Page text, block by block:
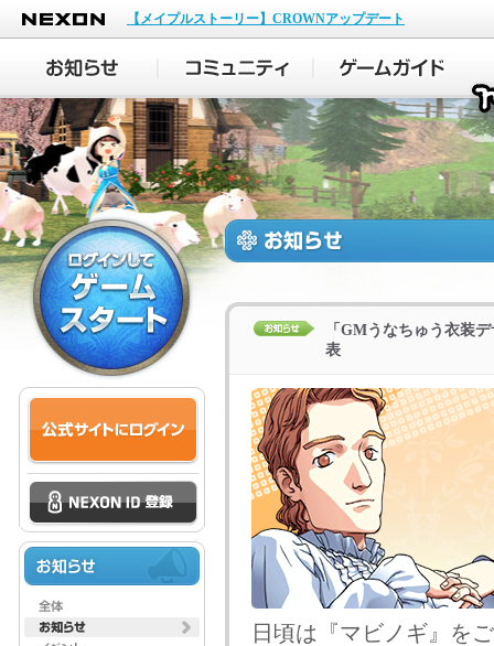
NEXON
【メイプルストーリー】CROWNアップデート
「GMうなちゅう衣装
表
日頃は『マビノギ』を